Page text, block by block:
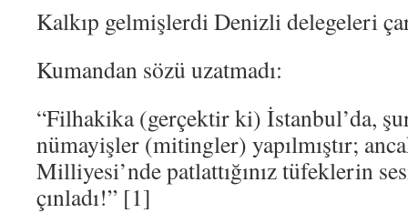
Kalkıp gelmişlerdi Denizli delegeleri
Kumandan sözü uzatmadı:
“Filhakika (gerçektir ki) İstanbul’da,
nümayişler (mitingler) yapılmıştır;
Milliyesi’nde patlattığınız tüfeklerin
çınladı!” [1]